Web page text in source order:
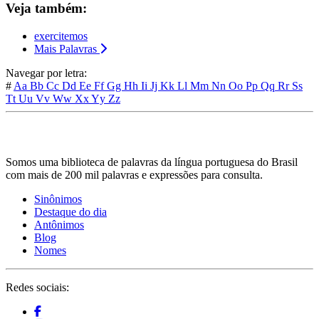
Veja também:
exercitemos
Mais Palavras
Navegar por letra:
# Aa Bb Cc Dd Ee FfGg Hh Ii Jj Kk Ll Mm Nn Oo Pp Qq Rr Ss
Tt Uu Vv Ww XxYy Zz
Somos uma biblioteca de palavras da língua portuguesa do Brasil
com mais de 200 mil palavras e expressões para consulta.
Sinônimos
Destaque do dia
Antônimos
Blog
Nomes
Redes sociais: